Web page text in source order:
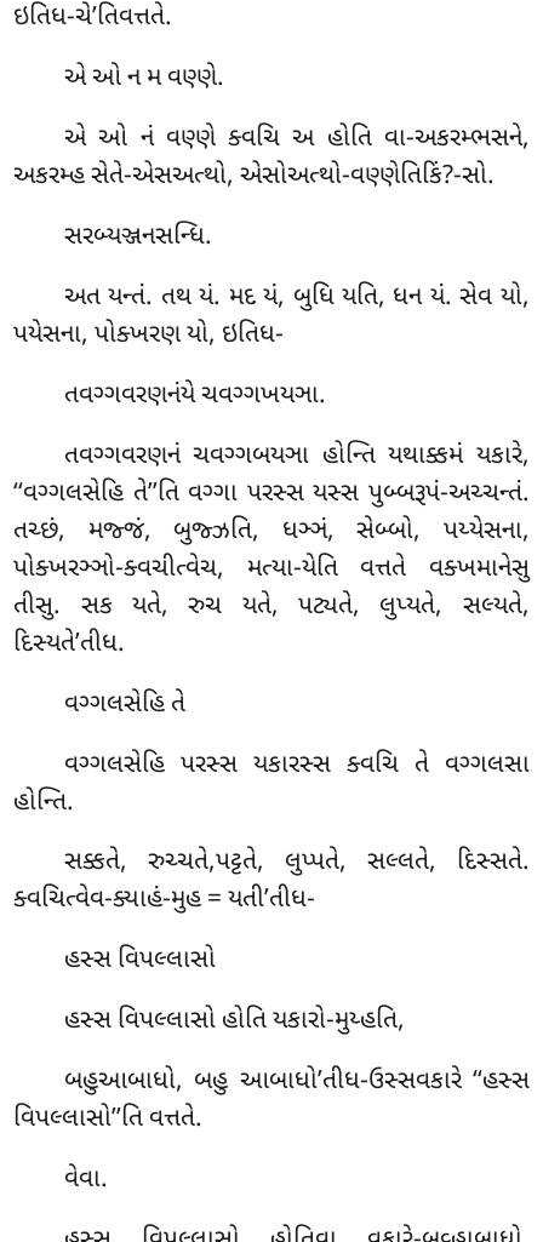
ઇતિધ-ચે’તિવત્તતે.
એ ઓ ન મ વણ્ણે.
એ ઓ નં વણ્ણે ક્વચિ અ હોતિ વા-અકરમ્ભસને,
અકરમ્હ સેતે-એસઅત્થો, એસોઅત્થો-વણ્ણેતિકિં?-સો.
સરબ્યઞ્જનસન્ધિ.
અત યન્તં. તથ યં. મદ યં, બુધિ યતિ, ધન યં. સેવ યો,
પયેસના, પોક્ખરણ યો, ઇતિધ-
તવગ્ગવરણનંયે ચવગ્ગખયઞા.
તવગ્ગવરણનં ચવગ્ગબયઞા હોન્તિ યથાક્કમં યકારે,
‘‘વગ્ગલસેહિ તે’’તિ વગ્ગા પરસ્સ યસ્સ પુબ્બરૂપં-અચ્ચન્તં.
તચ્છં, મજ્જં, બુજ્ઝતિ, ધઞ્ઞં, સેબ્બો, પય્યેસના,
પોક્ખરઞ્ઞો-ક્વચીત્વેચ, મત્યા-યેતિ વત્તતે વક્ખમાનેસુ
તીસુ. સક યતે, રુચ યતે, પટ્યતે, લુપ્યતે, સલ્યતે,
દિસ્યતે’તીધ.
વગ્ગલસેહિ તે
વગ્ગલસેહિ પરસ્સ યકારસ્સ ક્વચિ તે વગ્ગલસા
હોન્તિ.
સક્કતે, રુચ્ચતે,પટ્ટતે, લુપ્પતે, સલ્લતે, દિસ્સતે.
ક્વચિત્વેવ-ક્યાહં-મુહ = યતી’તીધ-
હસ્સ વિપલ્લાસો
હસ્સ વિપલ્લાસો હોતિ યકારો-મુય્હતિ,
બહુઆબાધો, બહુ આબાધો’તીધ-ઉસ્સવકારે ‘‘હસ્સ
વિપલ્લાસો’’તિ વત્તતે.
વેવા.